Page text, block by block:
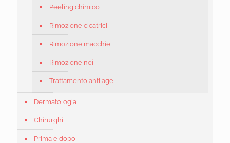
Peeling chimico
Rimozione cicatrici
Rimozione macchie
Rimozione nei
Trattamento anti age
Dermatologia
Chirurghi
Prima e dopo